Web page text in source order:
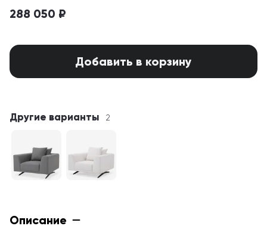
288 050 ₽
Добавить в корзину
Другие варианты 2
Описание